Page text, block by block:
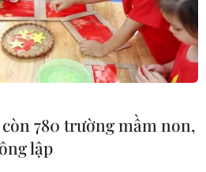
vụ,
chức của Bộ Y
780 trường mầm non,
lập